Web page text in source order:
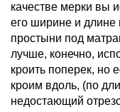
качестве мерки вы
его ширине и длине
простыни под
лучше, конечно,
кроить поперек, но
кроим вдоль, (по
недостающий